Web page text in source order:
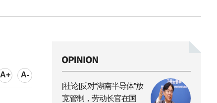
A+ A-
[社论]反对“湖南半导体”放
宽管制，劳动长官在国